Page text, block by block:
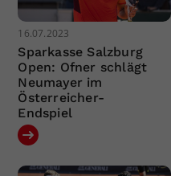
16.07.2023
Sparkasse Salzburg
Open: Ofner schlägt
Neumayer im
Österreicher-
Endspiel